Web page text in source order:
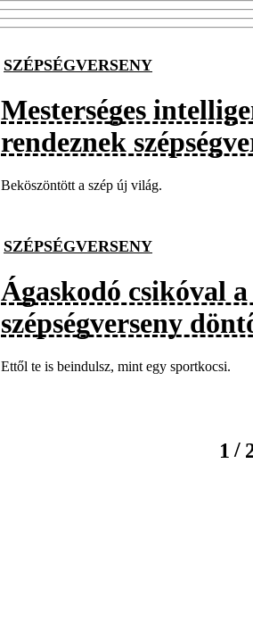
SZÉPSÉGVERSENY
Mesterséges
rendeznek
Beköszöntött a szép új világ.
SZÉPSÉGVERSENY
Ágaskodó csikóval
szépségverseny
Ettől te is beindulsz, mint egy sportkocsi.
1 /